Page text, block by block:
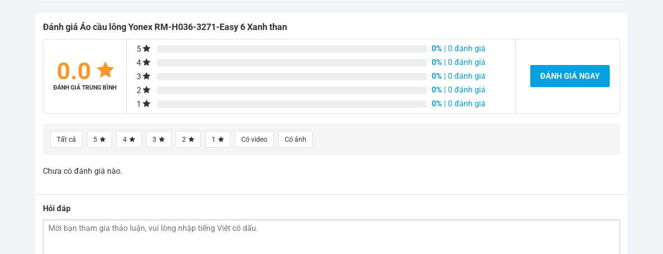
Đánh giá Áo cầu lông Yonex RM-H036-3271-Easy 6 Xanh than
0.0
ĐÁNH GIÁ TRUNG BÌNH
5 0% | 0 đánh giá
4
0% | 0 đánh giá
3
0% | 0 đánh giá
2
0% | 0 đánh giá
1
0% | 0 đánh giá
ĐÁNH GIÁ NGAY
Tất cả 5 4 3 2 1 Có video Có ảnh
Chưa có đánh giá nào.
Hỏi đáp